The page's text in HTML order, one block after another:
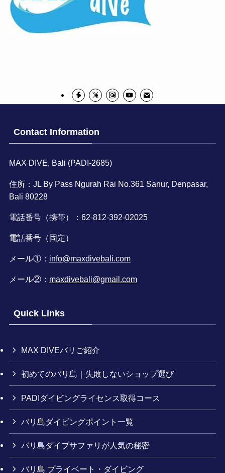
Contact Information
MAX DIVE, Bali (PADI-2685)
住所：JL By Pass Ngurah Rai No.361 Sanur, Denpasar,
Bali 80228
電話番号（携帯）：62-812-392-02025
電話番号（固定）
メール①： info@maxdivebali.com
メール②： maxdivebali@gmail.com
Quick Links
MAX DIVEバリご紹介
初めてのバリ島｜失敗しないショップ選び
PADIダイビングライセンス取得コース
バリ島ダイビングポイント一覧
バリ島ダイブサファリが人気の秘密
バリ島 プライベート・ダイビング